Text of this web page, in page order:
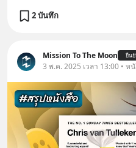
2 บันทึก
Mission To The Moon ยืน
3 พ.ค. 2025 เวลา 13:00 • ห